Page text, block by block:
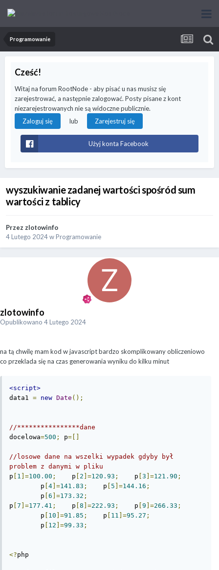
Programowanie
Cześć!
Witaj na forum RootNode - aby pisać u nas musisz się
zarejestrować, a następnie zalogować. Posty pisane z kont
niezarejestrowanych nie są widoczne publicznie.
Zaloguj się
lub Zarejestruj się
Użyj konta Facebook
wyszukiwanie zadanej wartości spośród sum
wartości z tablicy
Przez zlotowinfo
4 Lutego 2024wProgramowanie
zlotowinfo
Opublikowano 4 Lutego 2024
na tą chwilę mam kod w javascript bardzo skomplikowany obliczeniowo
co przeklada się na czas generowania wyniku do kilku minut
<script>
data1 = new Date ();
//****************dane
docelowa=500 ; p=[]
//losowe dane na wszelki wypadek gdyby był
problem z danymi w pliku
p
1 ]=100.00 ;
	p
2 ]=120.93 ;
	p
3 ]=121.90 ;
	p
4 ]=141.83 ;
	p
5 ]=144.16 ;
	p
6 ]=173.32 ;
p 7 ]=177.41 ;
	p
8 ]=222.93 ;
	p
9 ]=266.33 ;
	p
10 ]=91.85 ;
	p
11 ]=95.27 ;
	p
12 ]=99.33 ;
<?php